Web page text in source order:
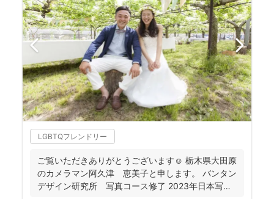
LGBTQフレンドリー
ご覧いただきありがとうございます☺️ 栃木県大田原
のカメラマン阿久津 恵美子と申します。 バンタン
デザイン研究所 写真コース修了 2023年日本写